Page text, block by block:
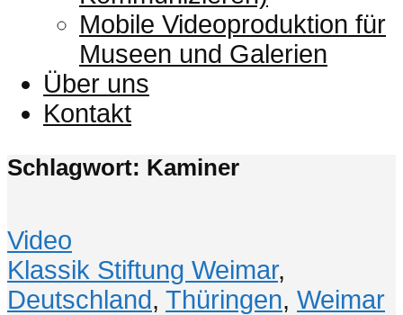
Mobile Videoproduktion für
Museen und Galerien
Über uns
Kontakt
Schlagwort: Kaminer
Video
Klassik Stiftung Weimar,
Deutschland, Thüringen, Weimar